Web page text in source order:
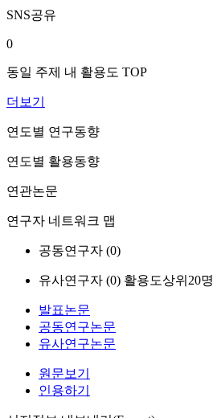
SNS공유
0
동일 주제 내 활용도 TOP
더보기
연도별 연구동향
연도별 활용동향
연관논문
연구자 네트워크 맵
공동연구자 (0)
유사연구자 (0) 활용도상위20명
발표논문
공동연구논문
유사연구논문
원문보기
인용하기